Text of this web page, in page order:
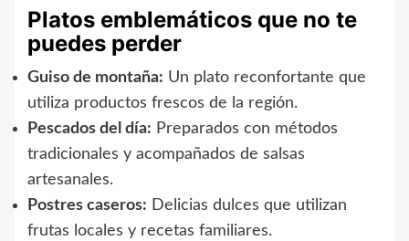
Platos emblemáticos que no te
puedes perder
Guiso de montaña: Un plato reconfortante que
utiliza productos frescos de la región.
Pescados del día: Preparados con métodos
tradicionales y acompañados de salsas
artesanales.
Postres caseros: Delicias dulces que utilizan
frutas locales y recetas familiares.